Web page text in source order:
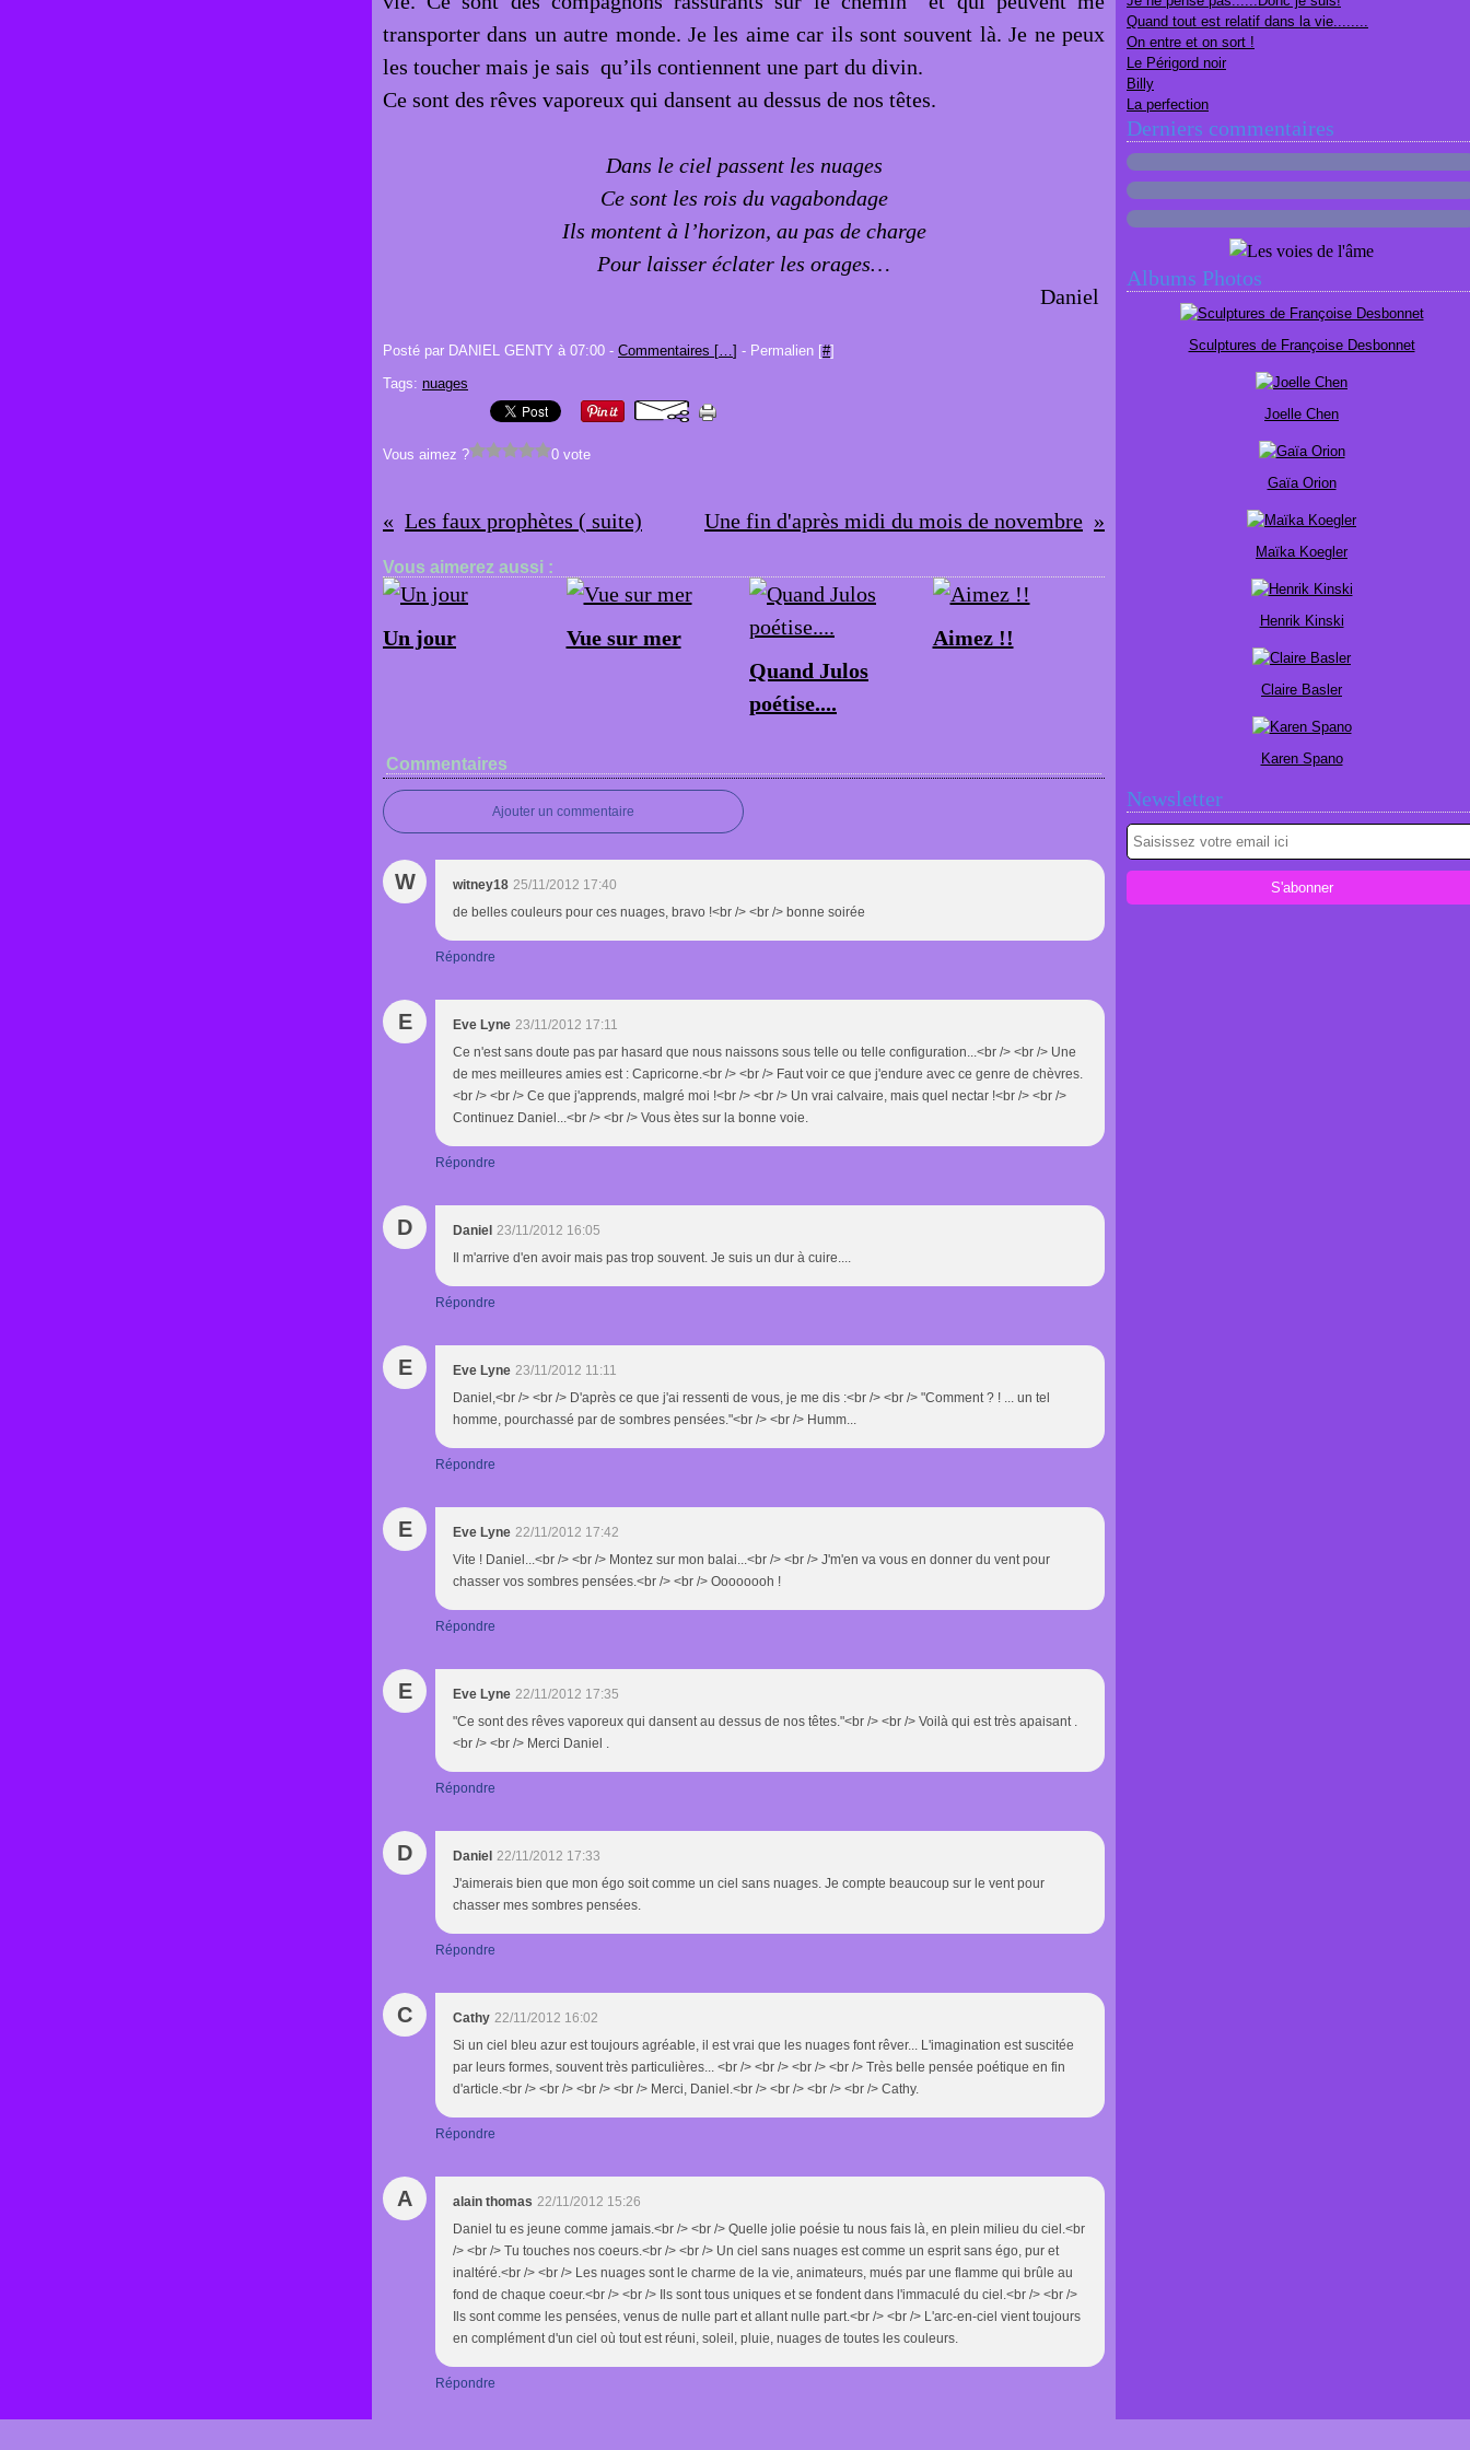
transporter dans un autre monde. Je les aime car ils sont souvent là. Je ne peux
les toucher mais je sais qu’ils contiennent une part du divin.
Ce sont des rêves vaporeux qui dansent au dessus de nos têtes.
Dans le ciel passent les nuages
Ce sont les rois du vagabondage
Ils montent à l’horizon, au pas de charge
Pour laisser éclater les orages…
Daniel
Posté par DANIEL GENTY à 07:00 - Commentaires […] - Permalien [#]
Tags: nuages
Vous aimez ? 0 vote
Les faux prophètes ( suite) Une fin d'après midi du mois de novembre
Vous aimerez aussi :
Un jour
Vue sur mer
Quand Julos
poétise....
Aimez !!
Commentaires
Ajouter un commentaire
W witney18 25/11/2012 17:40
de belles couleurs pour ces nuages, bravo !<br /> <br /> bonne soirée
Répondre
E Eve Lyne 23/11/2012 17:11
Ce n'est sans doute pas par hasard que nous naissons sous telle ou telle configuration...<br /> <br /> Une
de mes meilleures amies est : Capricorne.<br /> <br /> Faut voir ce que j'endure avec ce genre de chèvres.
<br /> <br /> Ce que j'apprends, malgré moi !<br /> <br /> Un vrai calvaire, mais quel nectar !<br /> <br />
Continuez Daniel...<br /> <br /> Vous ètes sur la bonne voie.
Répondre
D Daniel 23/11/2012 16:05
Il m'arrive d'en avoir mais pas trop souvent. Je suis un dur à cuire....
Répondre
E Eve Lyne 23/11/2012 11:11
Daniel,<br /> <br /> D'après ce que j'ai ressenti de vous, je me dis :<br /> <br /> "Comment ? ! ... un tel
homme, pourchassé par de sombres pensées."<br /> <br /> Humm...
Répondre
E Eve Lyne 22/11/2012 17:42
Vite ! Daniel...<br /> <br /> Montez sur mon balai...<br /> <br /> J'm'en va vous en donner du vent pour
chasser vos sombres pensées.<br /> <br /> Oooooooh !
Répondre
E Eve Lyne 22/11/2012 17:35
"Ce sont des rêves vaporeux qui dansent au dessus de nos têtes."<br /> <br /> Voilà qui est très apaisant .
<br /> <br /> Merci Daniel .
Répondre
D Daniel 22/11/2012 17:33
J'aimerais bien que mon égo soit comme un ciel sans nuages. Je compte beaucoup sur le vent pour
chasser mes sombres pensées.
Répondre
C Cathy 22/11/2012 16:02
Si un ciel bleu azur est toujours agréable, il est vrai que les nuages font rêver... L'imagination est suscitée
par leurs formes, souvent très particulières... <br /> <br /> <br /> <br /> Très belle pensée poétique en fin
d'article.<br /> <br /> <br /> <br /> Merci, Daniel.<br /> <br /> <br /> <br /> Cathy.
Répondre
A alain thomas 22/11/2012 15:26
Daniel tu es jeune comme jamais.<br /> <br /> Quelle jolie poésie tu nous fais là, en plein milieu du ciel.<br
/> <br /> Tu touches nos coeurs.<br /> <br /> Un ciel sans nuages est comme un esprit sans égo, pur et
inaltéré.<br /> <br /> Les nuages sont le charme de la vie, animateurs, mués par une flamme qui brûle au
fond de chaque coeur.<br /> <br /> Ils sont tous uniques et se fondent dans l'immaculé du ciel.<br /> <br />
Ils sont comme les pensées, venus de nulle part et allant nulle part.<br /> <br /> L'arc-en-ciel vient toujours
en complément d'un ciel où tout est réuni, soleil, pluie, nuages de toutes les couleurs.
Répondre
Quand tout est relatif dans la vie........
On entre et on sort !
Le Périgord noir
Billy
La perfection
Derniers commentaires
Albums Photos
Sculptures de Françoise Desbonnet
Joelle Chen
Gaïa Orion
Maïka Koegler
Henrik Kinski
Claire Basler
Karen Spano
Newsletter